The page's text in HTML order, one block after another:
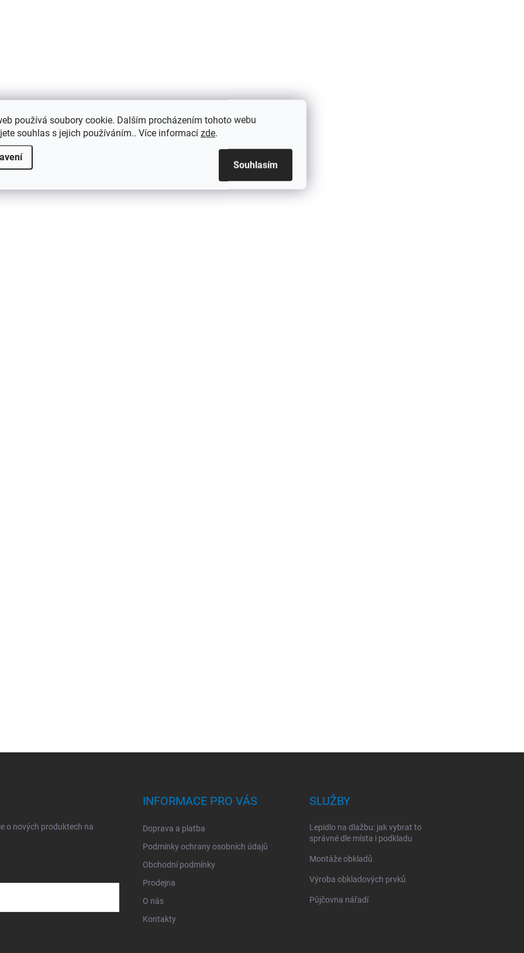
používá soubory cookie. Dalším procházením tohoto webu
souhlas s jejich používáním.. Více informací zde.
Souhlasím
o nových produktech na
INFORMACE PRO VÁS
Doprava a platba
Podmínky ochrany osobních údajů
Obchodní podmínky
Prodejna
O nás
Kontakty
SLUŽBY
Lepidlo na dlažbu: jak vybrat to
správné dle místa i podkladu
Montáže obkladů
Výroba obkladových prvků
Půjčovna nářadí